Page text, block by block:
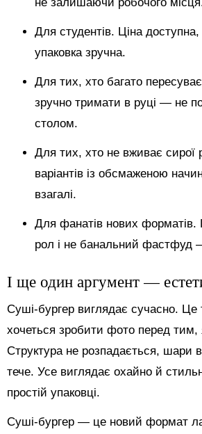
Для студентів. Ціна
упаковка зручна.
Для тих, хто багато
зручно тримати в руці — не
столом.
Для тих, хто не вживає сирої
варіантів із обсмаженою
взагалі.
Для фанатів нових форматів.
рол і не банальний фастфуд
І ще один аргумент —
Суші-бургер виглядає сучасно. Це
хочеться зробити фото перед тим,
Структура не розпадається, шари
тече. Усе виглядає охайно й
простій упаковці.
Суші-бургер — це новий формат